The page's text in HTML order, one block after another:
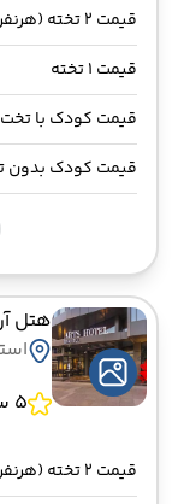
قیمت 2 تخته (هرنفر)
قیمت 1 تخته
قیمت کودک با تخت
قیمت کودک بدون
هتل
5 ستاره
قیمت 2 تخته (هرنفر)